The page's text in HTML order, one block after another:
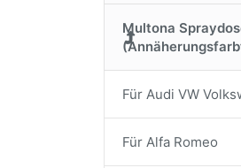
Multona
Für Audi VW
Für Alfa Romeo